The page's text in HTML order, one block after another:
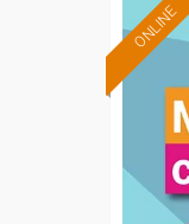
ONLINE